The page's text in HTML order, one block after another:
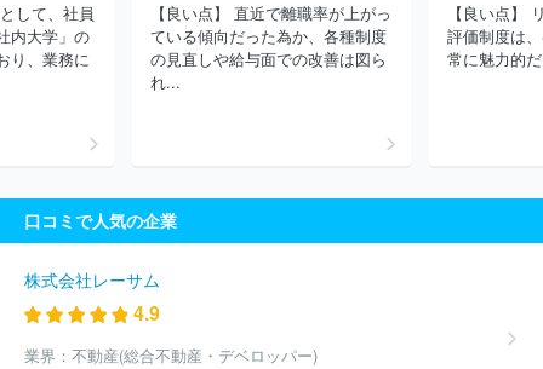
式会社
岩崎通信機株式会社 株式会社小糸製作所
日本無線株式
会社
能美防災株式会社 トヨタバッテリー株式会社
株式会社Ｍ
ＴＧ
住友電装株式会社 東芝テック株式会社
東洋電機製造株式
ほか(3476件)
して、社員
内大学」の
り、業務に
【良い点】 直近で離職率が上がっ
ている傾向だった為か、各種制度
の見直しや給与面での改善は図ら
れ...
【良い点】
評価制度は
常に魅力的
口コミで人気の企業
株式会社レーサム
4.9
業界： 不動産(総合不動産・デベロッパー)